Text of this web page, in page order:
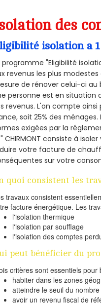
des
isolation a 1
programme "Eligibilité
revenus les plus
de rénover celui-ci au
personne est en situation
revenus. L'on compte
soit 25% des ménages.
exigées par la
CHIRMONT consiste à
votre facture de
sur votre
quoi consistent les
travaux consistent
facture énergétique. Les
l'isolation thermique
l'isolation par soufflage
l'isolation des comptes
peut bénéficier du
critères sont essentiels
habiter dans les zones
atteindre le seuil du
avoir un revenu fiscal de